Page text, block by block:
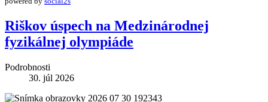
Riškov úspech na Medzinárodnej
fyzikálnej olympiáde
Podrobnosti
30. júl 2026